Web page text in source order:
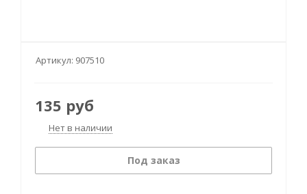
Артикул: 907510
135 руб
Нет в наличии
Под заказ